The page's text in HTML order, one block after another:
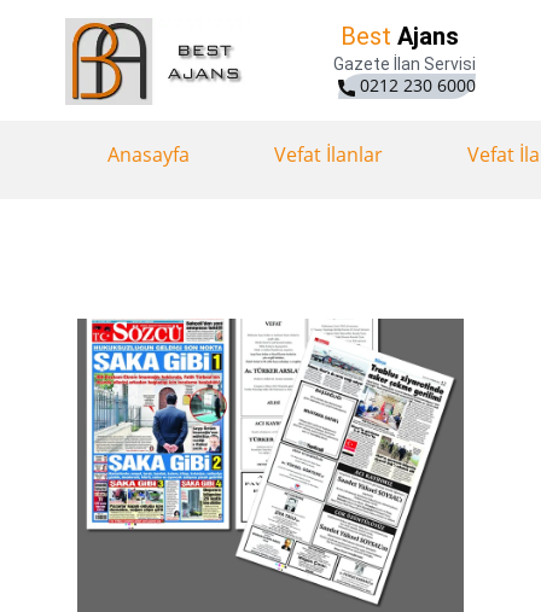
Best Ajans
Gazete İlan Servisi
0212 230 6000
Anasayfa Vefat İlanlar Vefat